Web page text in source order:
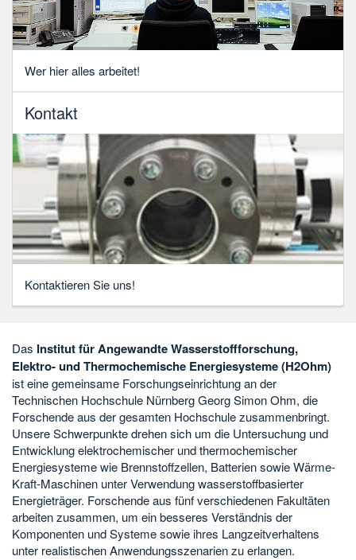
Wer hier alles arbeitet!
Kontakt
Kontaktieren Sie uns!
Das Institut für Angewandte Wasserstoffforschung,
Elektro- und Thermochemische Energiesysteme (H2Ohm)
ist eine gemeinsame Forschungseinrichtung an der
Technischen Hochschule Nürnberg Georg Simon Ohm, die
Forschende aus der gesamten Hochschule zusammenbringt.
Unsere Schwerpunkte drehen sich um die Untersuchung und
Entwicklung elektrochemischer und thermochemischer
Energiesysteme wie Brennstoffzellen, Batterien sowie Wärme-
Kraft-Maschinen unter Verwendung wasserstoffbasierter
Energieträger. Forschende aus fünf verschiedenen Fakultäten
arbeiten zusammen, um ein besseres Verständnis der
Komponenten und Systeme sowie ihres Langzeitverhaltens
unter realistischen Anwendungsszenarien zu erlangen.